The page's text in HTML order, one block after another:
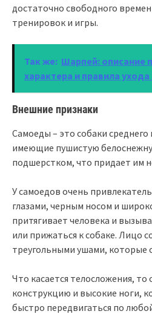
достаточно свободного
тренировок и игры.
Так же: Шарпей: описание
характера и правила
Внешние признаки
Самоеды – это собаки среднего
имеющие пушистую
подшерстком, что придает им
У самоедов очень
глазами, черным носом и
притягивает человека и
или прижаться к собаке. Лицо
треугольными ушами, которые
Что касается телосложения,
конструкцию и высокие ноги,
быстро передвигаться по